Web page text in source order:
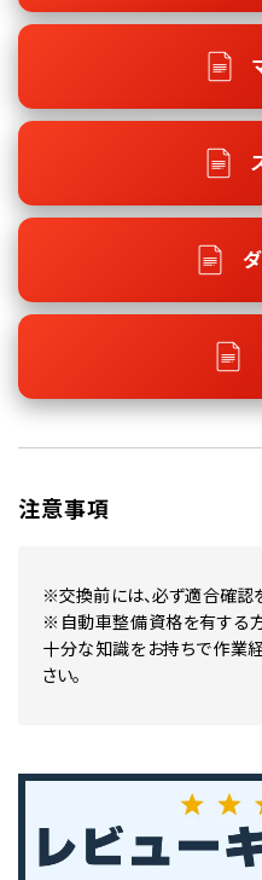
注意事項
※交換前には、必ず適合確認を
※自動車整備資格を有する
十分な知識をお持ちで作業
さい。